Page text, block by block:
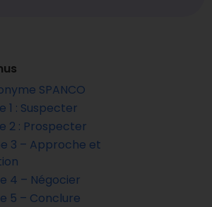
SPANCO
1 : Suspecter
2 : Prospecter
3 – Approche et
4 – Négocier
5 – Conclure